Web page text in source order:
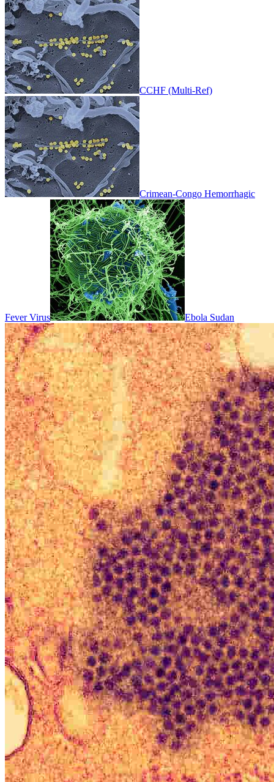
CCHF (Multi-Ref)
Crimean-Congo Hemorrhagic
Fever Virus Ebola Sudan